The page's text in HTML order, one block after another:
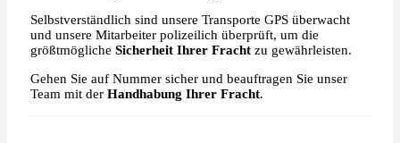
Selbstverständlich sind unsere Transporte GPS überwacht
und unsere Mitarbeiter polizeilich überprüft, um die
größtmögliche Sicherheit Ihrer Frachtzu gewährleisten.
Gehen Sie auf Nummer sicher und beauftragen Sie unser
Team mit der Handhabung Ihrer Fracht.